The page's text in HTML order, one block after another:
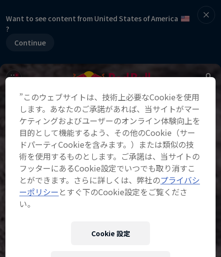
Want to see content from United States of America
?
Continue
”このウェブサイトは、技術上必要なCookieを使用
します。あなたのご承諾があれば、当サイトがマー
ケティングおよびユーザーのオンライン体験向上を
目的として機能するよう、その他のCookie（サー
ドパーティCookieを含みます。）または類似の技
術を使用するものとします。ご承諾は、当サイトの
フッターにあるCookie設定でいつでも取り消すこ
とができます。さらに詳しくは、弊社のプライバシ
ーポリシー とすぐ下のCookie設定をご覧くださ
い。
Cookie 設定